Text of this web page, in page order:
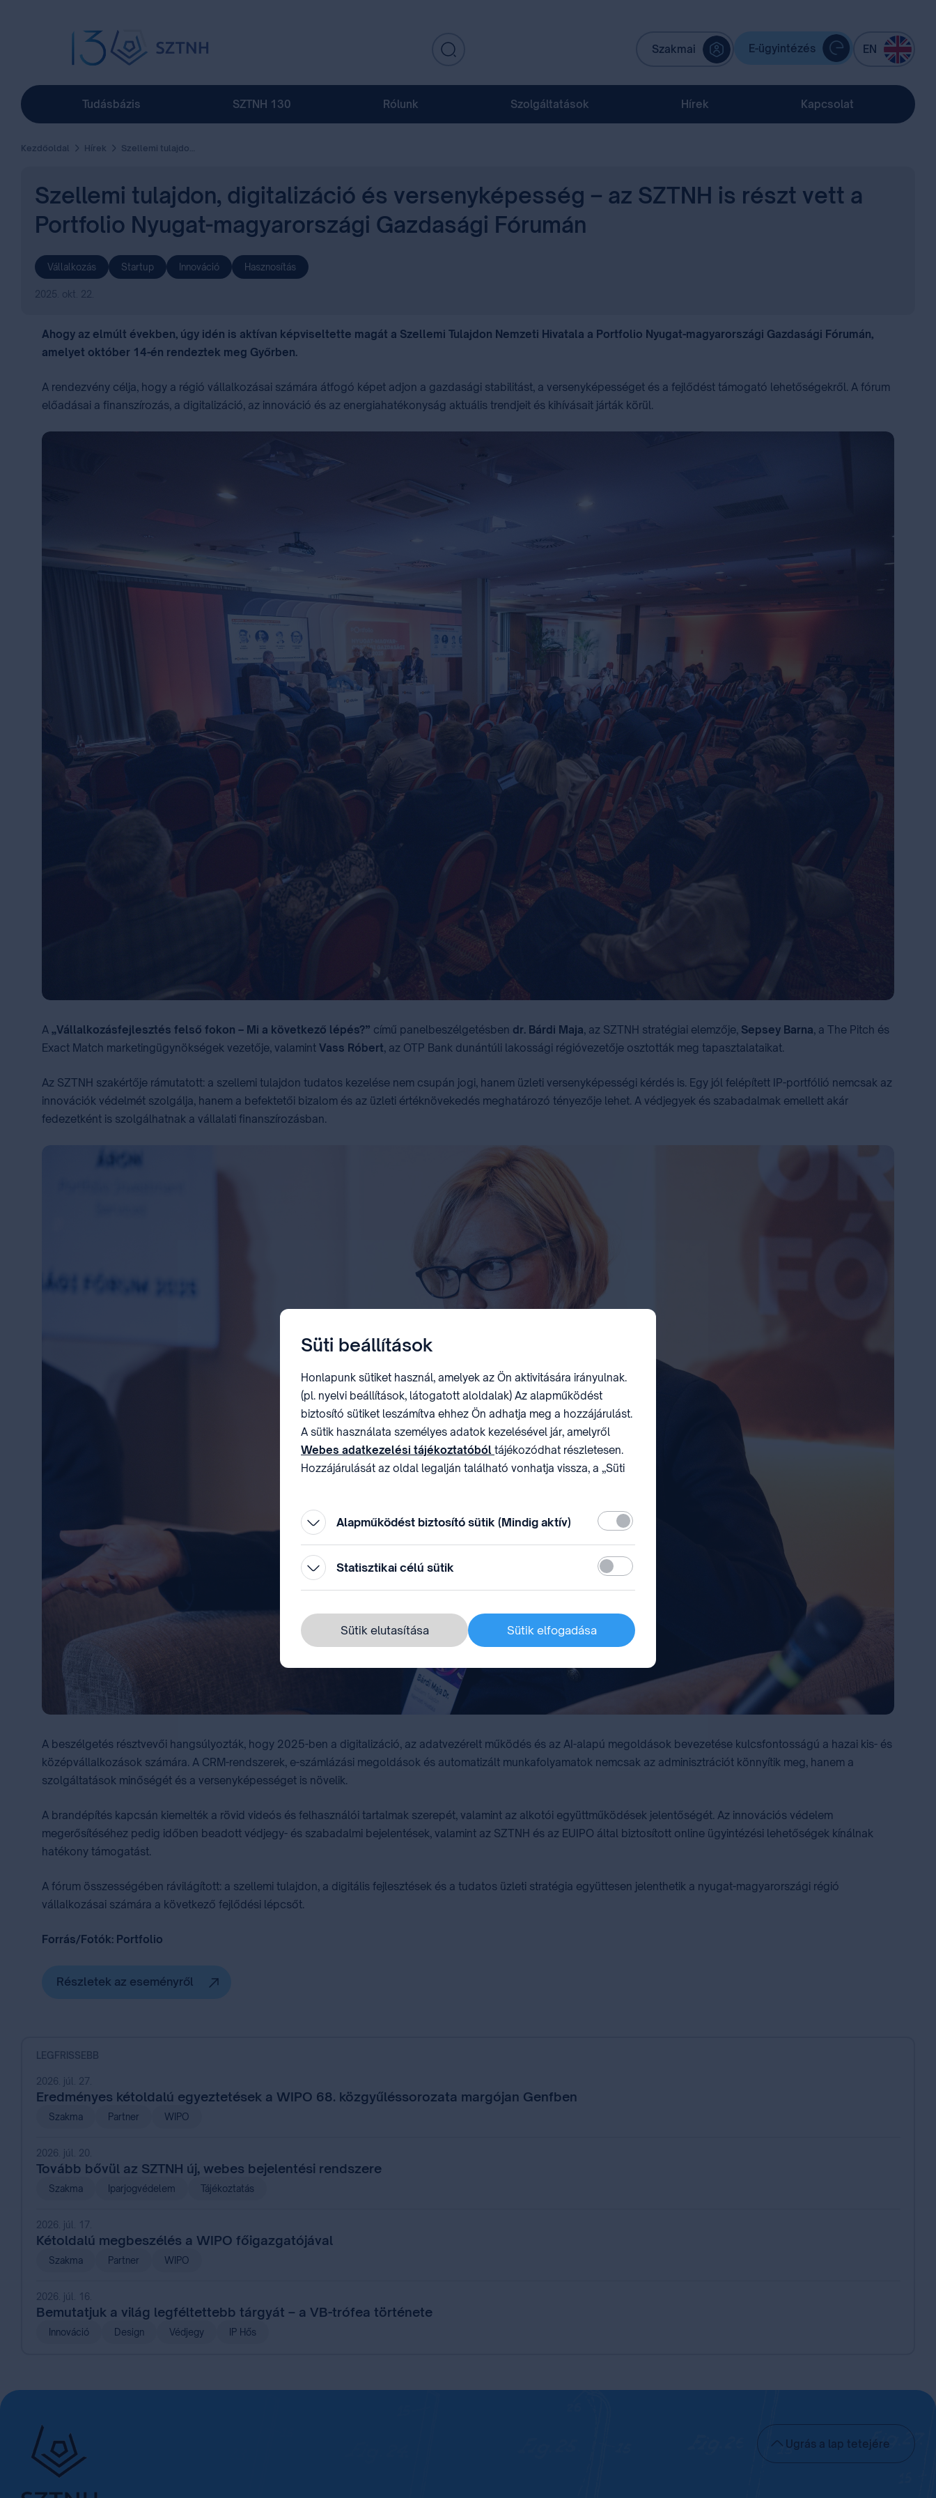
Szakmai E-ügyintézés EN
Tudásbázis SZTNH 130 Rólunk Szolgáltatások Hírek Kapcsolat
Kezdőoldal Hírek Szellemi tulajdon, digitalizáció és versenyképesség – az SZTNH is részt vett a Portfolio Nyugat-magyarországi Gazdasági Fórumán
Szellemi tulajdon, digitalizáció és versenyképesség – az SZTNH is részt vett a
Portfolio Nyugat-magyarországi Gazdasági Fórumán
Vállalkozás Startup Innováció Hasznosítás
2025. okt. 22.
Ahogy az elmúlt években, úgy idén is aktívan képviseltette magát a Szellemi Tulajdon Nemzeti Hivatala a Portfolio Nyugat-magyarországi Gazdasági Fórumán,
amelyet október 14-én rendeztek meg Győrben.
A rendezvény célja, hogy a régió vállalkozásai számára átfogó képet adjon a gazdasági stabilitást, a versenyképességet és a fejlődést támogató lehetőségekről. A fórum
előadásai a finanszírozás, a digitalizáció, az innováció és az energiahatékonyság aktuális trendjeit és kihívásait járták körül.
A „Vállalkozásfejlesztés felső fokon – Mi a következő lépés?” című panelbeszélgetésben dr. Bárdi Maja, az SZTNH stratégiai elemzője, Sepsey Barna, a The Pitch és
Exact Match marketingügynökségek vezetője, valamint Vass Róbert, az OTP Bank dunántúli lakossági régióvezetője osztották meg tapasztalataikat.
Az SZTNH szakértője rámutatott: a szellemi tulajdon tudatos kezelése nem csupán jogi, hanem üzleti versenyképességi kérdés is. Egy jól felépített IP-portfólió nemcsak az
innovációk védelmét szolgálja, hanem a befektetői bizalom és az üzleti értéknövekedés meghatározó tényezője lehet. A védjegyek és szabadalmak emellett akár
fedezetként is szolgálhatnak a vállalati finanszírozásban.
A beszélgetés résztvevői hangsúlyozták, hogy 2025-ben a digitalizáció, az adatvezérelt működés és az AI-alapú megoldások bevezetése kulcsfontosságú a hazai kis- és
középvállalkozások számára. A CRM-rendszerek, e-számlázási megoldások és automatizált munkafolyamatok nemcsak az adminisztrációt könnyítik meg, hanem a
szolgáltatások minőségét és a versenyképességet is növelik.
A brandépítés kapcsán kiemelték a rövid videós és felhasználói tartalmak szerepét, valamint az alkotói együttműködések jelentőségét. Az innovációs védelem
megerősítéséhez pedig időben beadott védjegy- és szabadalmi bejelentések, valamint az SZTNH és az EUIPO által biztosított online ügyintézési lehetőségek kínálnak
hatékony támogatást.
A fórum összességében rávilágított: a szellemi tulajdon, a digitális fejlesztések és a tudatos üzleti stratégia együttesen jelenthetik a nyugat-magyarországi régió
vállalkozásai számára a következő fejlődési lépcsőt.
Forrás/Fotók: Portfolio
Részletek az eseményről
LEGFRISSEBB
2026. júl. 27.
Eredményes kétoldalú egyeztetések a WIPO 68. közgyűléssorozata margójan Genfben
Szakma Partner WIPO
2026. júl. 20.
Tovább bővül az SZTNH új, webes bejelentési rendszere
Szakma Iparjogvédelem Tájékoztatás
2026. júl. 17.
Kétoldalú megbeszélés a WIPO főigazgatójával
Szakma Partner WIPO
2026. júl. 16.
Bemutatjuk a világ legféltettebb tárgyát – a VB-trófea története
Innováció Design Védjegy IP Hős
Ugrás a lap tetejére
Süti beállítások
Honlapunk sütiket használ, amelyek az Ön aktivitására irányulnak.
(pl. nyelvi beállítások, látogatott aloldalak) Az alapműködést
biztosító sütiket leszámítva ehhez Ön adhatja meg a hozzájárulást.
A sütik használata személyes adatok kezelésével jár, amelyről
Webes adatkezelési tájékoztatóból tájékozódhat részletesen.
Hozzájárulását az oldal legalján található vonhatja vissza, a „Süti
Alapműködést biztosító sütik (Mindig aktív) Kötelező
Statisztikai célú sütik Statisztikai
Sütik elutasítása Sütik elfogadása